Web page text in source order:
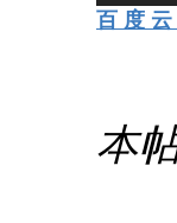
百 度 云
本